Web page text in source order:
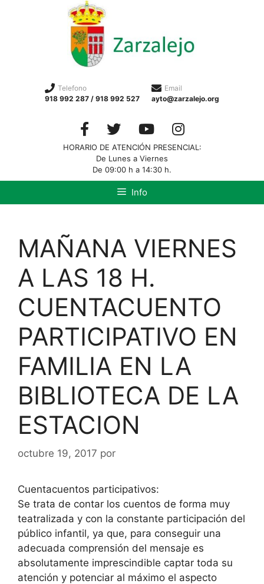
Telefono
918 992 287 / 918 992 527
Email
ayto@zarzalejo.org
HORARIO DE ATENCIÓN PRESENCIAL:
De Lunes a Viernes
De 09:00 h a 14:30 h.
Info
MAÑANA VIERNES
A LAS 18 H.
CUENTACUENTO
PARTICIPATIVO EN
FAMILIA EN LA
BIBLIOTECA DE LA
ESTACION
octubre 19, 2017 por
Cuentacuentos participativos:
Se trata de contar los cuentos de forma muy
teatralizada y con la constante participación del
público infantil, ya que, para conseguir una
adecuada comprensión del mensaje es
absolutamente imprescindible captar toda su
atención y potenciar al máximo el aspecto